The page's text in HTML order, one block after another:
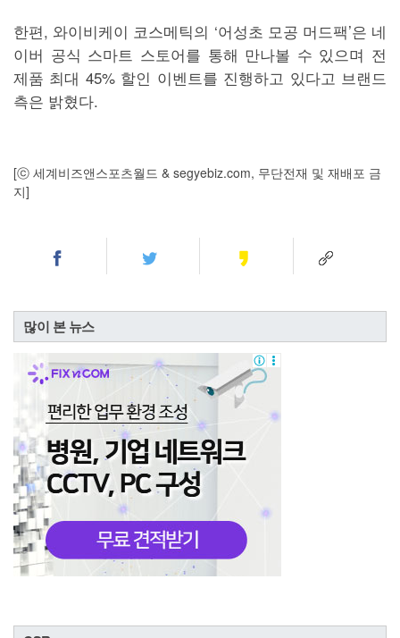
한편, 와이비케이 코스메틱의 ‘어성초 모공 머드팩’은 네
이버 공식 스마트 스토어를 통해 만나볼 수 있으며 전
제품 최대 45% 할인 이벤트를 진행하고 있다고 브랜드
측은 밝혔다.
[ⓒ 세계비즈앤스포츠월드 & segyebiz.com, 무단전재 및 재배포 금
지]
많이 본 뉴스